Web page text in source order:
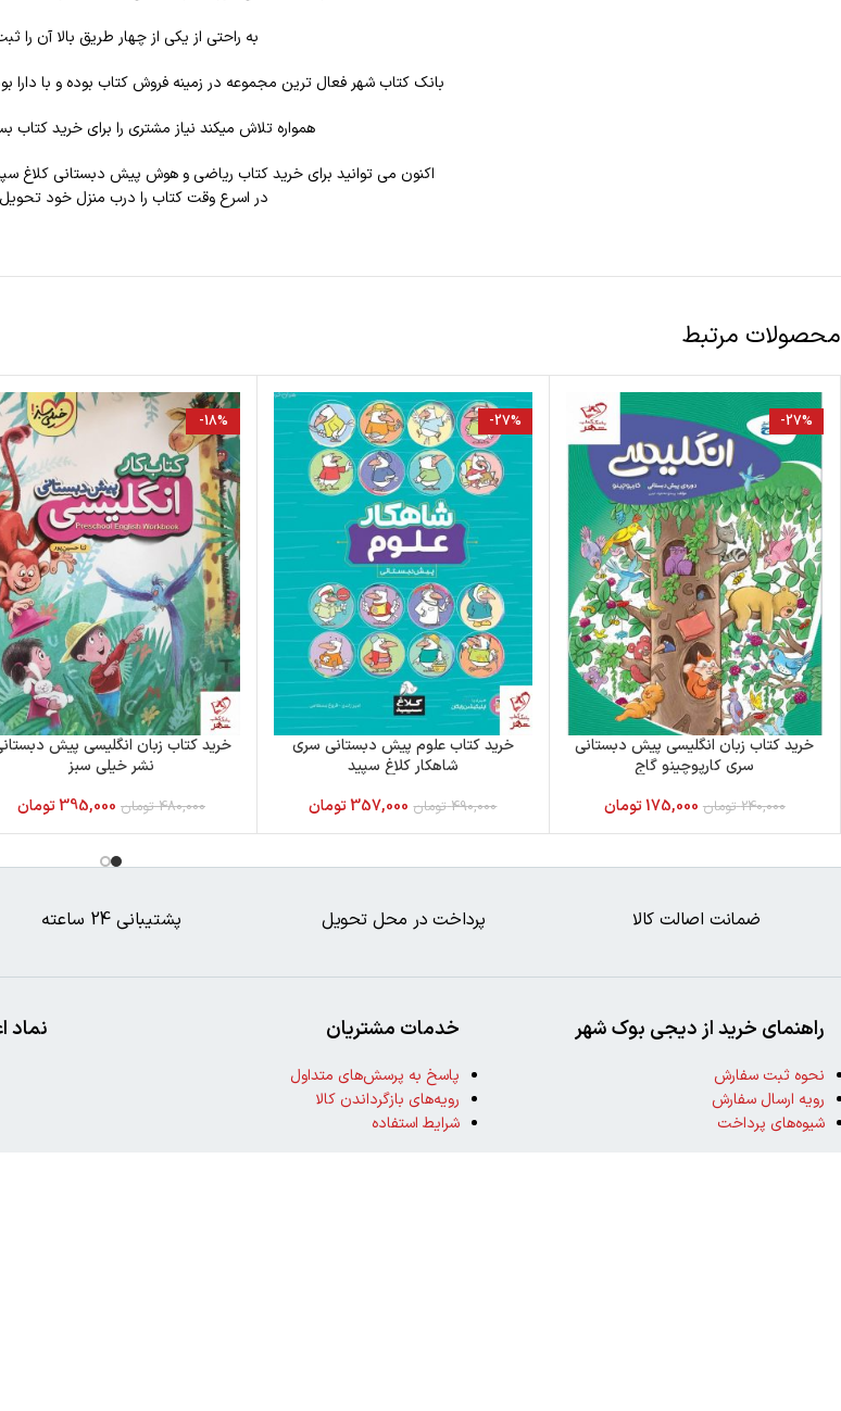
به راحتی از یکی از چهار طریق بالا آن را
بانک کتاب شهر فعال ترین مجموعه در زمینه فروش کتاب بوده و با دارا
همواره تلاش میکند نیاز مشتری را برای خرید کتاب
اکنون می توانید برای خرید کتاب ریاضی و هوش پیش دبستانی کلاغ
در اسرع وقت کتاب را درب منزل خود تحویل
محصولات مرتبط
-27%
خرید کتاب زبان انگلیسی پیش دبستانی
سری کارپوچینو گاج
240,000 تومان 175,000تومان
-27%
خرید کتاب علوم پیش دبستانی سری
شاهکار کلاغ سپید
490,000 تومان 357,000تومان
-18%
خرید کتاب زبان انگلیسی پیش
نشر خیلی سبز
480,000 تومان 395,000تومان
ضمانت اصالت کالا پرداخت در محل تحویل پشتیبانی 24 ساعته
نماد خدمات مشتریان
پاسخ به پرسش‌های متداول
رویه‌های بازگرداندن کالا
شرایط استفاده
راهنمای خرید از دیجی بوک شهر
نحوه ثبت سفارش
رویه ارسال سفارش
شیوه‌های پرداخت